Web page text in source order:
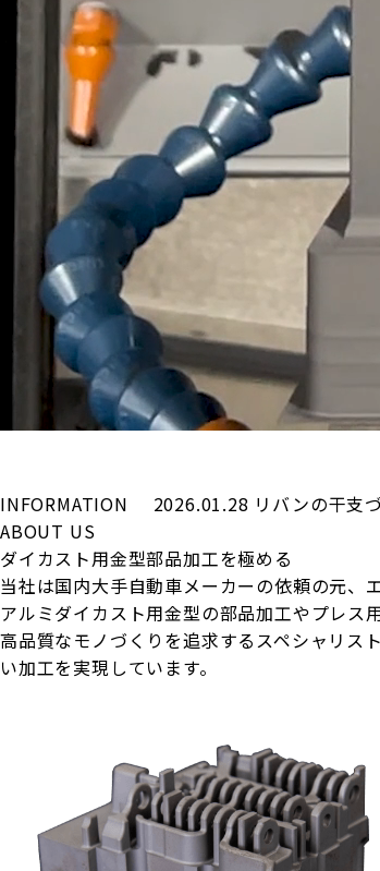
INFORMATION
2026.01.28 リバンの干支
ABOUT US
ダイカスト用金型部品加工を極める
当社は国内大手自動車メーカーの依頼の元、
アルミダイカスト用金型の部品加工やプレス
高品質なモノづくりを追求するスペシャリス
い加工を実現しています。